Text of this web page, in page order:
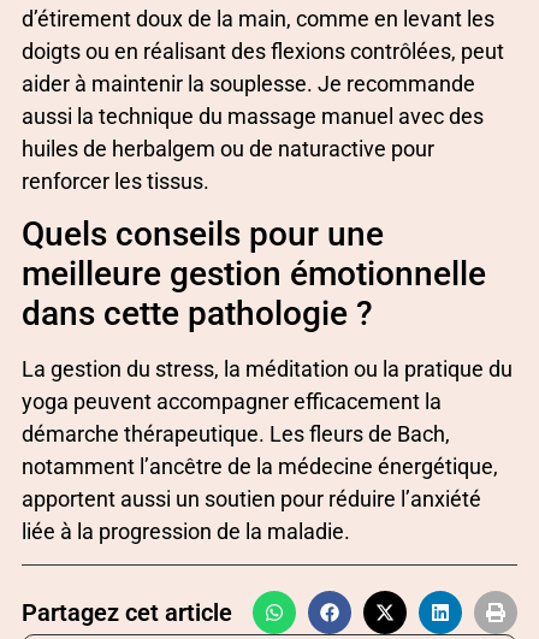
d’étirement doux de la main, comme en levant les
doigts ou en réalisant des flexions contrôlées, peut
aider à maintenir la souplesse. Je recommande
aussi la technique du massage manuel avec des
huiles de herbalgem ou de naturactive pour
renforcer les tissus.
Quels conseils pour une
meilleure gestion émotionnelle
dans cette pathologie ?
La gestion du stress, la méditation ou la pratique du
yoga peuvent accompagner efficacement la
démarche thérapeutique. Les fleurs de Bach,
notamment l’ancêtre de la médecine énergétique,
apportent aussi un soutien pour réduire l’anxiété
liée à la progression de la maladie.
Partagez cet article